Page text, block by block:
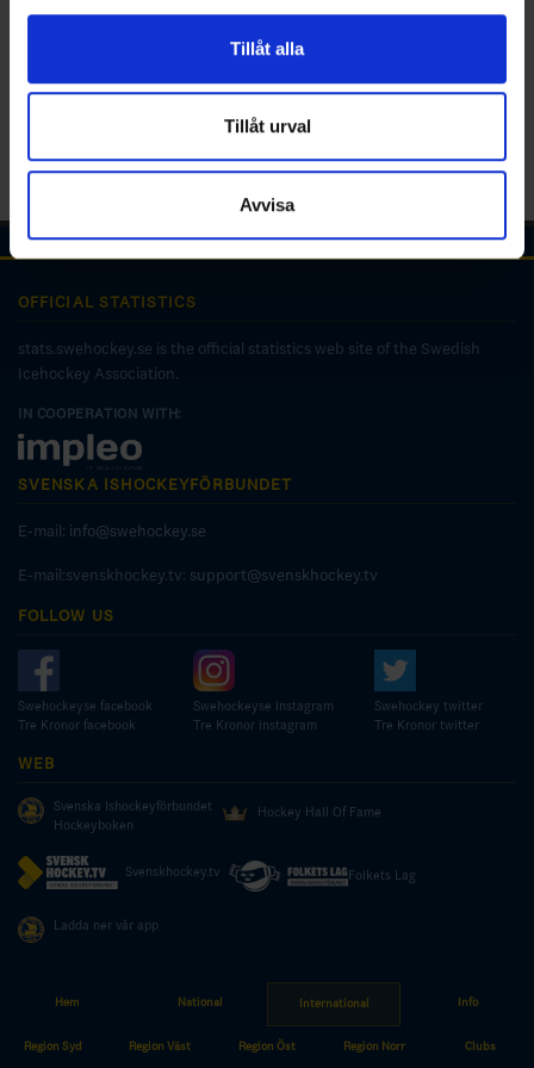
för sociala medier och analysera vår trafik. Vi
vidarebefordrar även sådana identifierare och annan
annons- och analysföretag som vi samarbetar med.
Dessa kan i sin tur kombinera informationen med annan
information som du har tillhandahållit eller som de har
samlat in när du har använt deras tjänster.
Tillåt alla
Tillåt urval
Avvisa
Hem National International Info
Region Syd Region Väst Region Öst Region Norr Clubs
OFFICIAL STATISTICS
stats.swehockey.se is the official statistics web site of the Swedish
Icehockey Association.
IN COOPERATION WITH:
SVENSKA ISHOCKEYFÖRBUNDET
E-mail: info@swehockey.se
E-mail:svenskhockey.tv: support@svenskhockey.tv
FOLLOW US
Swehockeyse facebook
Tre Kronor facebook
Swehockeyse Instagram
Tre Kronor instagram
Swehockey twitter
Tre Kronor twitter
WEB
Svenska Ishockeyförbundet
Hockeyboken
Hockey Hall Of Fame
Svenskhockey.tv Folkets Lag
Ladda ner vår app